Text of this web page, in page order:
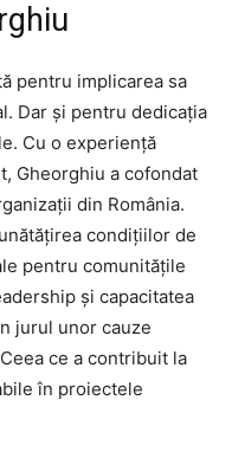
pentru implicarea sa
Dar și pentru dedicația
Cu o experiență
Gheorghiu a cofondat
din România.
condițiilor de
pentru comunitățile
și capacitatea
jurul unor cauze
ce a contribuit la
în proiectele